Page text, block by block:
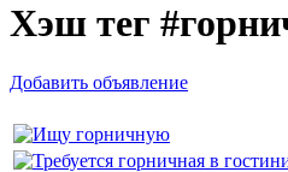
Хэш тег
Добавить объявление